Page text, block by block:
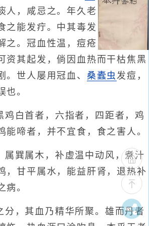
人，咸忌之。年久老
之能发疔。中其毒发
之。冠血性温，痘疮
资其起发，倘因血热而干枯焦黑
。世人屡用冠血、 桑蠹虫发痘，
也。
鸡白首者，六指者，四距者，鸡
能啼者，并不宜食，食之害人。
属巽属木，补虚温中动风，煮汁
，甘平属水，能益肝肾，退热补
病。
分，其血乃精华所聚。雄而丹者